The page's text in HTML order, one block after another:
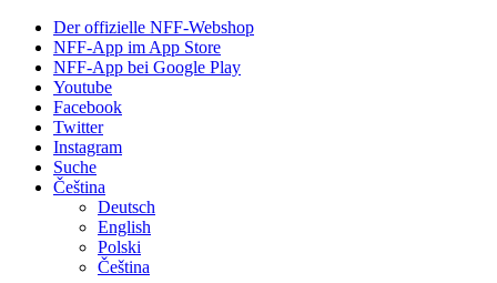
Der offizielle NFF-Webshop
NFF-App im App Store
NFF-App bei Google Play
Youtube
Facebook
Twitter
Instagram
Suche
Čeština
Deutsch
English
Polski
Čeština